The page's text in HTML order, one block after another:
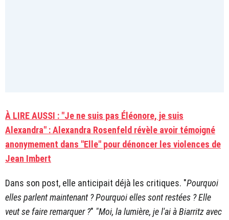
À LIRE AUSSI : "Je ne suis pas Éléonore, je suis
Alexandra" : Alexandra Rosenfeld révèle avoir témoigné
anonymement dans "Elle" pour dénoncer les violences de
Jean Imbert
Dans son post, elle anticipait déjà les critiques. "Pourquoi
elles parlent maintenant ? Pourquoi elles sont restées ? Elle
veut se faire remarquer ?" "Moi, la lumière, je l'ai à Biarritz avec